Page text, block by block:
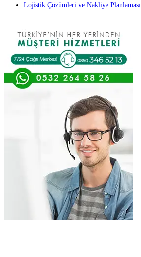
Lojistik Çözümleri ve Nakliye Planlaması